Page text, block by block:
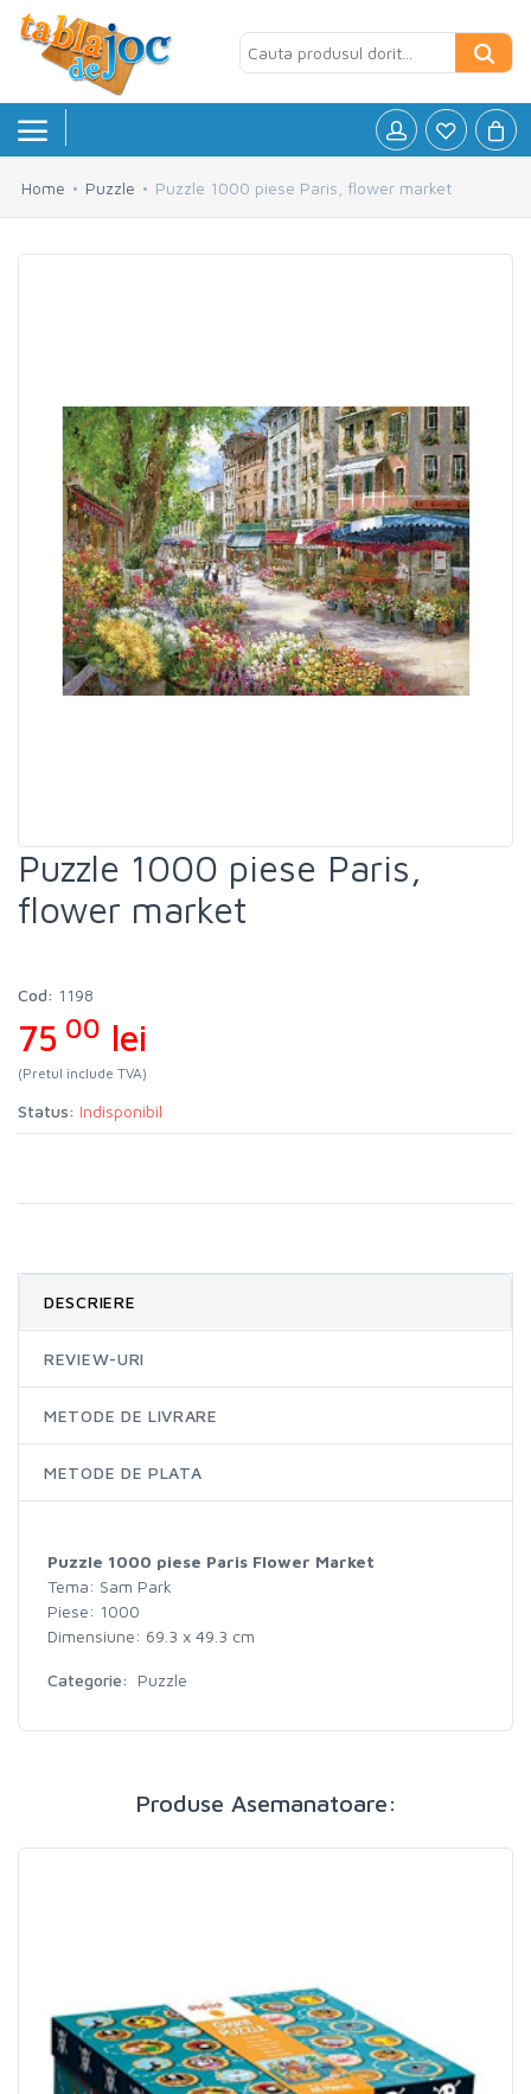
Accesorii »
Home Puzzle Puzzle 1000 piese Paris, flower market
Puzzle 1000 piese Paris,
flower market
Cod: 1198
75 00 lei
(Pretul include TVA)
Status: Indisponibil
DESCRIERE
REVIEW-URI
METODE DE LIVRARE
METODE DE PLATA
Puzzle 1000 piese Paris Flower Market
Tema: Sam Park
Piese: 1000
Dimensiune: 69.3 x 49.3 cm
Categorie: Puzzle
Produse Asemanatoare: